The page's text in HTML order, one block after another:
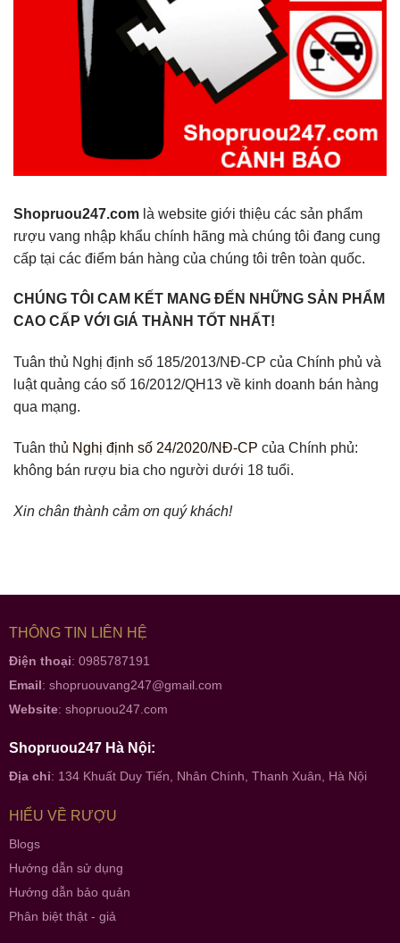
Shopruou247.com là website giới thiệu các sản phẩm
rượu vang nhập khẩu chính hãng mà chúng tôi đang cung
cấp tại các điểm bán hàng của chúng tôi trên toàn quốc.
CHÚNG TÔI CAM KẾT MANG ĐẾN NHỮNG SẢN PHẨM
CAO CẤP VỚI GIÁ THÀNH TỐT NHẤT!
Tuân thủ Nghị định số 185/2013/NĐ-CP của Chính phủ và
luật quảng cáo số 16/2012/QH13 về kinh doanh bán hàng
qua mạng.
Tuân thủ Nghị định số 24/2020/NĐ-CP của Chính phủ:
không bán rượu bia cho người dưới 18 tuổi.
Xin chân thành cảm ơn quý khách!
THÔNG TIN LIÊN HỆ
Điện thoại: 0985787191
Email: shopruouvang247@gmail.com
Website: shopruou247.com
Shopruou247 Hà Nội:
Địa chỉ: 134 Khuất Duy Tiến, Nhân Chính, Thanh Xuân, Hà Nội
HIỂU VỀ RƯỢU
Blogs
Hướng dẫn sử dụng
Hướng dẫn bảo quản
Phân biệt thật - giả